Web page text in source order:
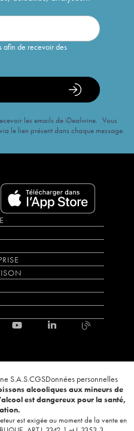
afin de recevoir des
les emails de iDealwine. Vous
le lien présent dans chaque message.
S.A.S.CGSDonnées personnelles
alcooliques aux mineurs de
est dangereux pour la santé,
est exigée au moment de la vente en